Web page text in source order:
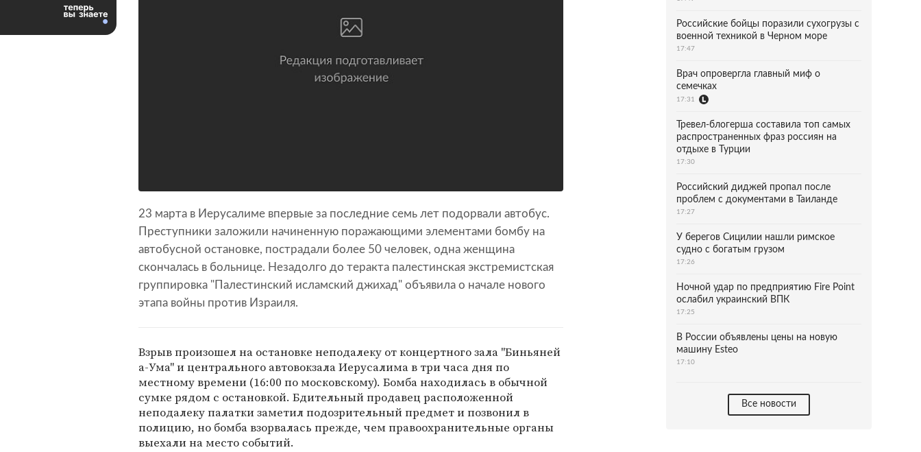
23 марта в Иерусалиме впервые за последние семь лет подорвали автобус.
Преступники заложили начиненную поражающими элементами бомбу на
автобусной остановке, пострадали более 50 человек, одна женщина
скончалась в больнице. Незадолго до теракта палестинская экстремистская
группировка "Палестинский исламский джихад" объявила о начале нового
этапа войны против Израиля.
Взрыв произошел на остановке неподалеку от концертного зала "Биньяней
а-Ума" и центрального автовокзала Иерусалима в три часа дня по
местному времени (16:00 по московскому). Бомба находилась в обычной
сумке рядом с остановкой. Бдительный продавец расположенной
неподалеку палатки заметил подозрительный предмет и позвонил в
полицию, но бомба взорвалась прежде, чем правоохранительные органы
выехали на место событий.
Российские бойцы поразили сухогрузы с
военной техникой в Черном море
17:47
Врач опровергла главный миф о
семечках
17:31
Тревел-блогерша составила топ самых
распространенных фраз россиян на
отдыхе в Турции
17:30
Российский диджей пропал после
проблем с документами в Таиланде
17:27
У берегов Сицилии нашли римское
судно с богатым грузом
17:26
Ночной удар по предприятию Fire Point
ослабил украинский ВПК
17:25
В России объявлены цены на новую
машину Esteo
17:10
Все новости